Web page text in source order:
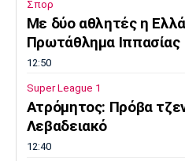
Σπορ
Mε δύο αθλητές η
Πρωτάθλημα Ιππασίας
12:50
Super League 1
Ατρόμητος: Πρόβα
Λεβαδειακό
12:40